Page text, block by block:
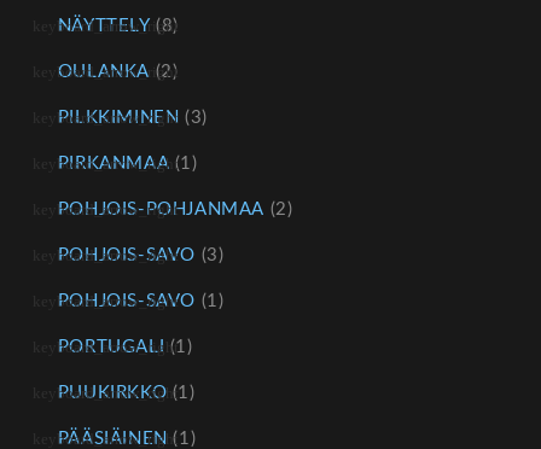
NÄYTTELY (8)
OULANKA (2)
PILKKIMINEN (3)
PIRKANMAA (1)
POHJOIS-POHJANMAA (2)
POHJOIS-SAVO (3)
POHJOIS-SAVO (1)
PORTUGALI (1)
PUUKIRKKO (1)
PÄÄSIÄINEN (1)